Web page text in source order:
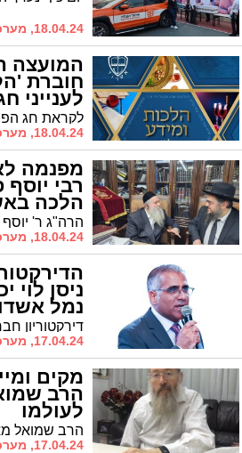
18.04.24, מערכת אשדודס
המועצה
חוברת
לענייני
18.04.24, מערכת אשדודס
מפנמה
רבי יוסף
הלכה
18.04.24, מערכת אשדודס
ניסן לוי
נמל
17.04.24, מערכת אשדודס
מקים
הרב
לעולמו
17.04.24, מערכת אשדודס